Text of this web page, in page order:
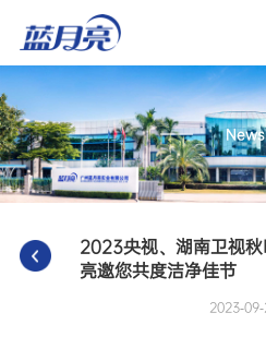
News
2023央视、湖南卫视
亮邀您共度洁净佳节
2023-